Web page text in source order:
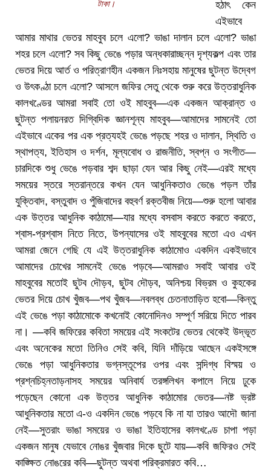
টাকা।
হঠাৎ কেন
এইভাবে
আমার মাথার ভেতর মাহবুব চলে এলো? ভাঙা দালান চলে এলো? ভাঙা
শহর চলে এলো? সব কিছু ভেঙে পড়ার অন্ধকারাচ্ছন্ন দৃশ্যকল্প এবং তার
ভেতর দিয়ে আর্ত ও পরিত্রাণহীন একজন নিঃসহায় মানুষের ছুটন্ত উদ্বেগ
ও উৎকণ্ঠা চলে এলো? আসলে জফির সেতু থেকে শুরু করে উত্তরাধুনিক
কালখণ্ডের আমরা সবাই তো ওই মাহবুব—এক একজন আক্রান্ত ও
ছুটন্ত পলায়নরত দিগ্বিদিক জ্ঞানশূন্য মাহবুব—আমাদের সামনেই তো
এইভাবে একের পর এক প্রত্যহই ভেঙে পড়ছে শহর ও দালান, স্থিতি ও
স্থাপত্য, ইতিহাস ও দর্শন, মূল্যবোধ ও রাজনীতি, স্বপ্ন ও সংগীত—
চারদিকে শুধু ভেঙে পড়বার শব্দ ছাড়া যেন আর কিছু নেই—এরই মধ্যে
সময়ের স্তরে স্তরান্তরে কখন যেন আধুনিকতাও ভেঙে পড়ল তাঁর
যুক্তিবাদ, বস্তুবাদ ও পুঁজিবাদের বহুবর্ণ রক্তবীজ নিয়ে—শুরু হলো আবার
এক উত্তর আধুনিক কাঠামো—যার মধ্যে বসবাস করতে করতে করতে,
শ্বাস-প্রশ্বাস নিতে নিতে, উপন্যাসের ওই মাহবুবের মতো এও এখন
আমরা জেনে গেছি যে এই উত্তরাধুনিক কাঠামোও একদিন একইভাবে
আমাদের চোখের সামনেই ভেঙে পড়বে—আমরাও সবাই আবার ওই
মাহবুবের মতোই ছুটব দৌড়ব, ছুটব দৌড়ব, অনিশ্চয় বিভ্রম ও কুহকের
ভেতর দিয়ে চোখ খুঁজব—পথ খুঁজব—নবলব্ধ চেতনাতাড়িত হবো—কিন্তু
এই ভেঙে পড়া কাঠামোকে কখনোই কোনোদিনও সম্পূর্ণ সরিয়ে দিতে পারব
না। —কবি জফিরের কবিতা সময়ের এই সংকটের ভেতর থেকেই উদ্ভূত
এবং অনেকের মতো তিনিও সেই কবি, যিনি দাঁড়িয়ে আছেন একইসঙ্গে
ভেঙে পড়া আধুনিকতার ভগ্নস্তূপের ওপর এবং সন্দিগ্ধ বিস্ময় ও
প্রশ্নচিহ্নতাড়নাসহ সময়ের অনিবার্য তরঙ্গলিখন কপালে নিয়ে ঢুকে
পড়েছেন কোনো এক উত্তর আধুনিক কাঠামোর ভেতর—নষ্ট ভ্রষ্ট
আধুনিকতার মতো এ-ও একদিন ভেঙে পড়বে কি না যা তারও আদৌ জানা
নেই—সুতরাং ভাঙা সময়ের ও ভাঙা ইতিহাসের কালখণ্ডে চাপা পড়া
একজন মানুষ যেভাবে নোঙর খুঁজবার দিকে ছুটে যায়—কবি জফিরও সেই
কাঙ্ক্ষিত নোঙরের কবি—ছুটন্ত অথবা পরিক্রমারত কবি…